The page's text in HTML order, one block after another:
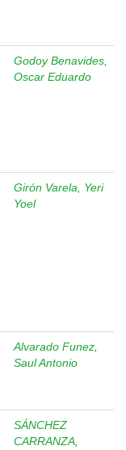
Godoy Benavides,
Oscar Eduardo
Girón Varela, Yeri
Yoel
Alvarado Funez,
Saul Antonio
SÁNCHEZ
CARRANZA,